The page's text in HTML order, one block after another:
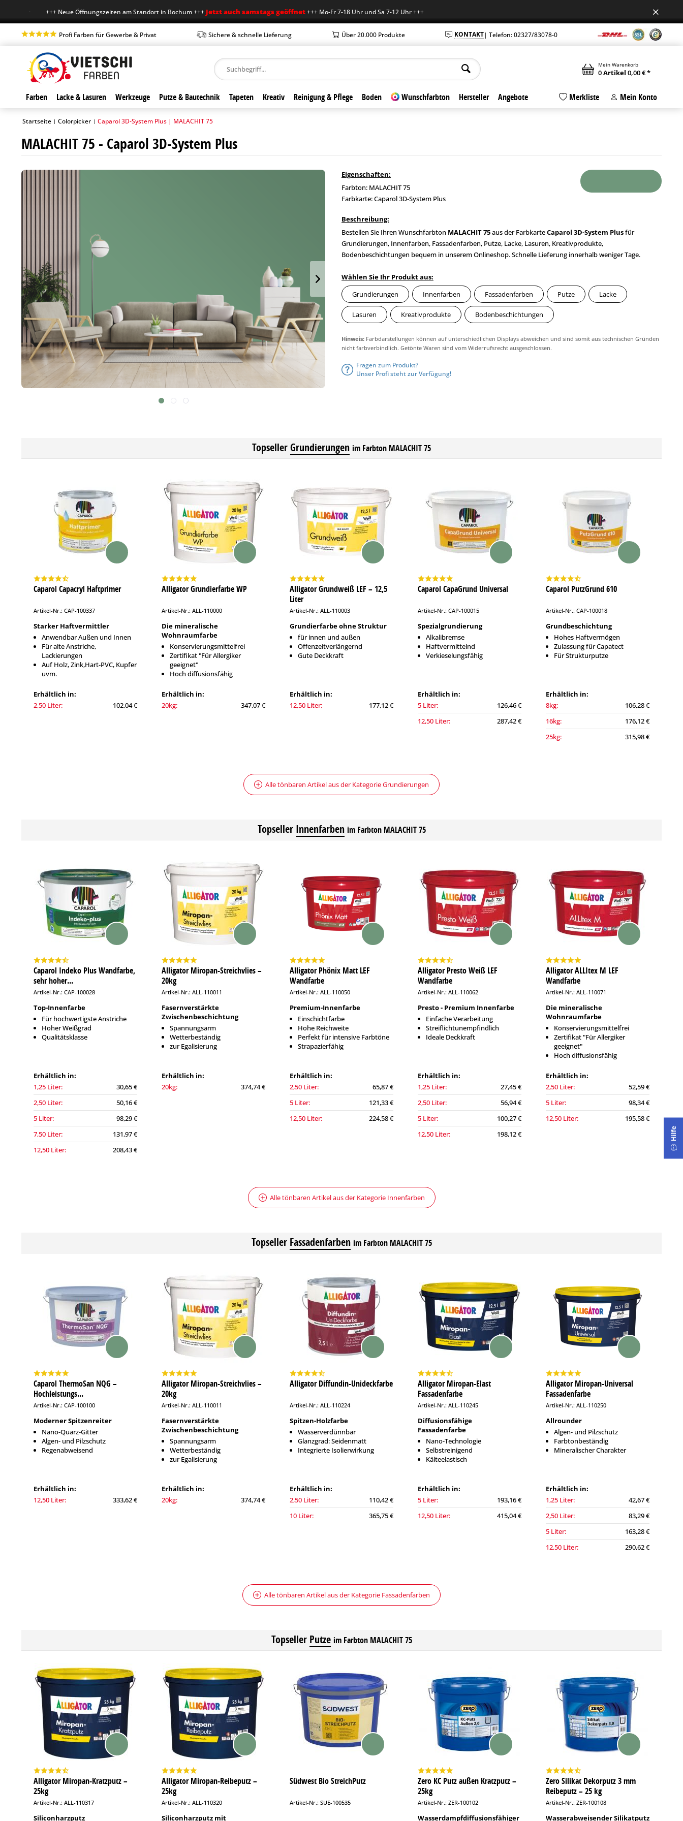
+++ Neue Öffnungszeiten am Standort in Bochum +++Jetzt auch samstags geöffnet+++ Mo-Fr 7-18 Uhr und Sa 7-12 Uhr +++ +++ Neue Öffnungszeiten am Standort in Bochum +++ Jetzt auch samstags geöffnet
Profi Farben für Gewerbe & Privat Sichere & schnelle Lieferung Über 20.000 Produkte KONTAKT| Telefon: 02327/83078-0
Mein Warenkorb
0Artikel 0,00 € *
Farben Lacke & Lasuren Werkzeuge Putze & Bautechnik Tapeten Kreativ Reinigung & Pflege Boden Wunschfarbton Hersteller Angebote Merkliste Mein Konto
Startseite | Colorpicker | Caparol 3D-System Plus | MALACHIT 75
MALACHIT 75 - Caparol 3D-System Plus
Eigenschaften:
Farbton: MALACHIT 75
Farbkarte: Caparol 3D-System Plus
Beschreibung:
Bestellen Sie Ihren Wunschfarbton MALACHIT 75aus der FarbkarteCaparol 3D-System Plusfür
Grundierungen, Innenfarben, Fassadenfarben, Putze, Lacke, Lasuren, Kreativprodukte,
Bodenbeschichtungen bequem in unserem Onlineshop. Schnelle Lieferung innerhalb weniger Tage.
Wählen Sie Ihr Produkt aus:
Grundierungen
Innenfarben Fassadenfarben Putze Lacke
Lasuren Kreativprodukte Bodenbeschichtungen
Hinweis: Farbdarstellungen können auf unterschiedlichen Displays abweichen und sind somit aus technischen Gründen
nicht farbverbindlich. Getönte Waren sind vom Widerrufsrecht ausgeschlossen.
Fragen zum Produkt?
Unser Profi steht zur Verfügung!
TopsellerGrundierungen im Farbton MALACHIT 75
Caparol Capacryl Haftprimer
Artikel-Nr.: CAP-100337
Starker Haftvermittler
Anwendbar Außen und Innen
Für alte Anstriche,
Lackierungen
Auf Holz, Zink,Hart-PVC, Kupfer
uvm.
Erhältlich in:
2,50 Liter:
102,04 €
Alligator Grundierfarbe WP
Artikel-Nr.: ALL-110000
Die mineralische
Wohnraumfarbe
Konservierungsmittelfrei
Zertifikat "Für Allergiker
geeignet"
Hoch diffusionsfähig
Erhältlich in:
20kg:
347,07 €
Alligator Grundweiß LEF – 12,5
Liter
Artikel-Nr.: ALL-110003
Grundierfarbe ohne Struktur
für innen und außen
Offenzeitverlängernd
Gute Deckkraft
Erhältlich in:
12,50 Liter:
177,12 €
Caparol CapaGrund Universal
Artikel-Nr.: CAP-100015
Spezialgrundierung
Alkalibremse
Haftvermittelnd
Verkieselungsfähig
Erhältlich in:
5 Liter:
126,46 €
12,50 Liter:
287,42 €
Caparol PutzGrund 610
Artikel-Nr.: CAP-100018
Grundbeschichtung
Hohes Haftvermögen
Zulassung für Capatect
Für Strukturputze
Erhältlich in:
8kg:
106,28 €
16kg:
176,12 €
25kg:
315,98 €
Alle tönbaren Artikel aus der Kategorie Grundierungen
Topseller Innenfarben im Farbton MALACHIT 75
Caparol Indeko Plus Wandfarbe,
sehr hoher...
Artikel-Nr.: CAP-100028
Top-Innenfarbe
Für hochwertigste Anstriche
Hoher Weißgrad
Qualitätsklasse
Erhältlich in:
1,25 Liter:
30,65 €
2,50 Liter:
50,16 €
5 Liter:
98,29 €
7,50 Liter:
131,97 €
12,50 Liter:
208,43 €
Alligator Miropan-Streichvlies –
20kg
Artikel-Nr.: ALL-110011
Fasernverstärkte
Zwischenbeschichtung
Spannungsarm
Wetterbeständig
zur Egalisierung
Erhältlich in:
20kg:
374,74 €
Alligator Phönix Matt LEF
Wandfarbe
Artikel-Nr.: ALL-110050
Premium-Innenfarbe
Einschichtfarbe
Hohe Reichweite
Perfekt für intensive Farbtöne
Strapazierfähig
Erhältlich in:
2,50 Liter:
65,87 €
5 Liter:
121,33 €
12,50 Liter:
224,58 €
Alligator Presto Weiß LEF
Wandfarbe
Artikel-Nr.: ALL-110062
Presto - Premium Innenfarbe
Einfache Verarbeitung
Streiflichtunempfindlich
Ideale Deckkraft
Erhältlich in:
1,25 Liter:
27,45 €
2,50 Liter:
56,94 €
5 Liter:
100,27 €
12,50 Liter:
198,12 €
Alligator ALLItex M LEF
Wandfarbe
Artikel-Nr.: ALL-110071
Die mineralische
Wohnraumfarbe
Konservierungsmittelfrei
Zertifikat "Für Allergiker
geeignet"
Hoch diffusionsfähig
Erhältlich in:
2,50 Liter:
52,59 €
5 Liter:
98,34 €
12,50 Liter:
195,58 €
Alle tönbaren Artikel aus der Kategorie Innenfarben
Topseller Fassadenfarben im Farbton MALACHIT 75
Caparol ThermoSan NQG –
Hochleistungs...
Artikel-Nr.: CAP-100100
Moderner Spitzenreiter
Nano-Quarz-Gitter
Algen- und Pilzschutz
Regenabweisend
Erhältlich in:
12,50 Liter:
333,62 €
Alligator Miropan-Streichvlies –
20kg
Artikel-Nr.: ALL-110011
Fasernverstärkte
Zwischenbeschichtung
Spannungsarm
Wetterbeständig
zur Egalisierung
Erhältlich in:
20kg:
374,74 €
Alligator Diffundin-Unideckfarbe
Artikel-Nr.: ALL-110224
Spitzen-Holzfarbe
Wasserverdünnbar
Glanzgrad: Seidenmatt
Integrierte Isolierwirkung
Erhältlich in:
2,50 Liter:
110,42 €
10 Liter:
365,75 €
Alligator Miropan-Elast
Fassadenfarbe
Artikel-Nr.: ALL-110245
Diffusionsfähige
Fassadenfarbe
Nano-Technologie
Selbstreinigend
Kälteelastisch
Erhältlich in:
5 Liter:
193,16 €
12,50 Liter:
415,04 €
Alligator Miropan-Universal
Fassadenfarbe
Artikel-Nr.: ALL-110250
Allrounder
Algen- und Pilzschutz
Farbtonbeständig
Mineralischer Charakter
Erhältlich in:
1,25 Liter:
42,67 €
2,50 Liter:
83,29 €
5 Liter:
163,28 €
12,50 Liter:
290,62 €
Alle tönbaren Artikel aus der Kategorie Fassadenfarben
Topseller Putze im Farbton MALACHIT 75
Alligator Miropan-Kratzputz –
25kg
Artikel-Nr.: ALL-110317
Siliconharzputz
Alligator Miropan-Reibeputz –
25kg
Artikel-Nr.: ALL-110320
Siliconharzputz mit
Südwest Bio StreichPutz
Artikel-Nr.: SUE-100535
Zero KC Putz außen Kratzputz –
25kg
Artikel-Nr.: ZER-100102
Wasserdampfdiffusionsfähiger
Zero Silikat Dekorputz 3 mm
Reibeputz – 25 kg
Artikel-Nr.: ZER-100108
Wasserabweisender Silikatputz
Hilfe